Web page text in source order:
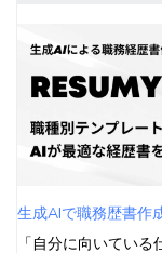
イベントプ
マーケティ
性格タイプ別お
システム
コンサルタ
法律関連職
生成AIで職務歴書作
「自分に向いてい